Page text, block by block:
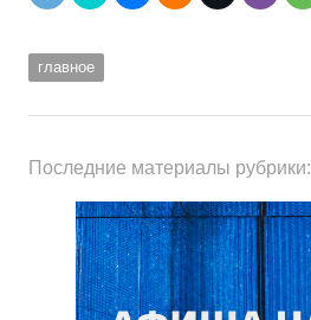
главное
Последние материалы рубрики: